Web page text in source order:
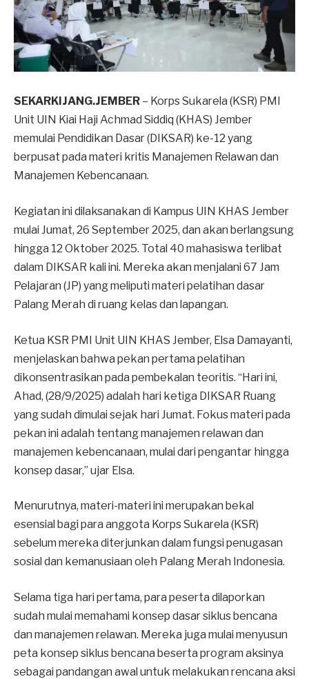
SEKARKIJANG.JEMBER – Korps Sukarela (KSR) PMI
Unit UIN Kiai Haji Achmad Siddiq (KHAS) Jember
memulai Pendidikan Dasar (DIKSAR) ke-12 yang
berpusat pada materi kritis Manajemen Relawan dan
Manajemen Kebencanaan.
Kegiatan ini dilaksanakan di Kampus UIN KHAS Jember
mulai Jumat, 26 September 2025, dan akan berlangsung
hingga 12 Oktober 2025. Total 40 mahasiswa terlibat
dalam DIKSAR kali ini. Mereka akan menjalani 67 Jam
Pelajaran (JP) yang meliputi materi pelatihan dasar
Palang Merah di ruang kelas dan lapangan.
Ketua KSR PMI Unit UIN KHAS Jember, Elsa Damayanti,
menjelaskan bahwa pekan pertama pelatihan
dikonsentrasikan pada pembekalan teoritis. “Hari ini,
Ahad, (28/9/2025) adalah hari ketiga DIKSAR Ruang
yang sudah dimulai sejak hari Jumat. Fokus materi pada
pekan ini adalah tentang manajemen relawan dan
manajemen kebencanaan, mulai dari pengantar hingga
konsep dasar,” ujar Elsa.
Menurutnya, materi-materi ini merupakan bekal
esensial bagi para anggota Korps Sukarela (KSR)
sebelum mereka diterjunkan dalam fungsi penugasan
sosial dan kemanusiaan oleh Palang Merah Indonesia.
Selama tiga hari pertama, para peserta dilaporkan
sudah mulai memahami konsep dasar siklus bencana
dan manajemen relawan. Mereka juga mulai menyusun
peta konsep siklus bencana beserta program aksinya
sebagai pandangan awal untuk melakukan rencana aksi